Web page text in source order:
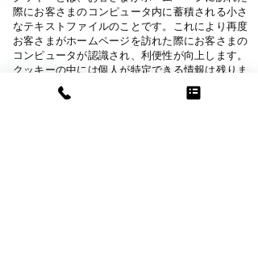
際にお客さまのコンピュータ内に蓄積される小さ
なテキストファイルのことです。これにより再度
お客さまがホームページを訪れた際にお客さまの
コンピュータが認識され、利便性が向上します。
クッキーの中には個人が特定できる情報は残りま
ほとんどのコンピュータのブラウザがクッキーを